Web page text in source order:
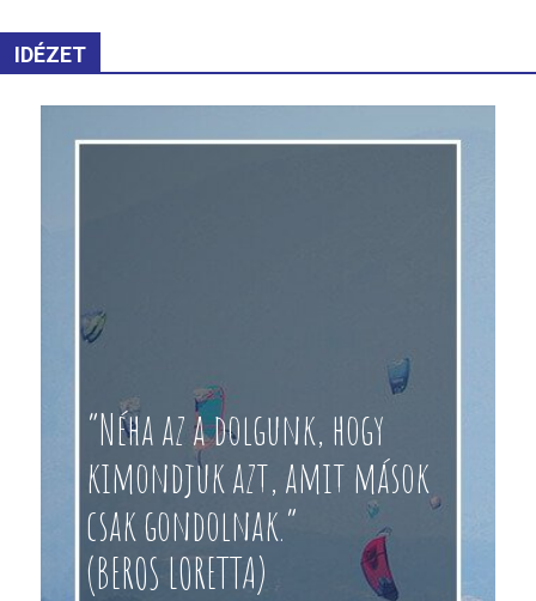
IDÉZET
“Néha az a dolgunk, hogy
kimondjuk azt, amit mások
csak gondolnak.”
(BEROS LORETTA)